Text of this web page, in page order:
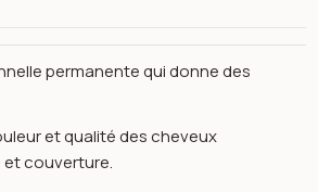
permanente qui donne des
et qualité des cheveux
et couverture.